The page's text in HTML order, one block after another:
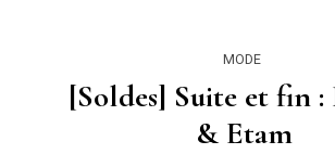
MODE
[Soldes] Suite et fin :
& Etam